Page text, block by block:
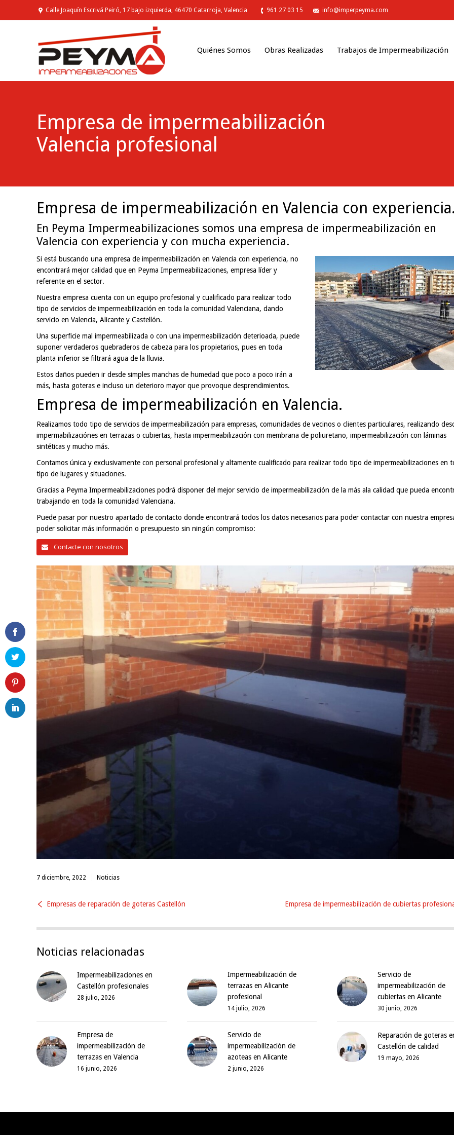
Calle Joaquín Escrivá Peiró, 17 bajo izquierda, 46470 Catarroja, Valencia 961 27 03 15 info@imperpeyma.com
Quiénes Somos Obras Realizadas Trabajos de Impermeabilización
Empresa de impermeabilización
Valencia profesional
Empresa de impermeabilización en Valencia con
En Peyma Impermeabilizaciones somos una empresa de impermeabilización en
Valencia con experiencia y con mucha experiencia.
Si está buscando una empresa de impermeabilización en Valencia con experiencia, no
encontrará mejor calidad que en Peyma Impermeabilizaciones, empresa líder y
referente en el sector.
Nuestra empresa cuenta con un equipo profesional y cualificado para realizar todo
tipo de servicios de impermeabilización en toda la comunidad Valenciana, dando
servicio en Valencia, Alicante y Castellón.
Una superficie mal impermeabilizada o con una impermeabilización deterioada, puede
suponer verdaderos quebraderos de cabeza para los propietarios, pues en toda
planta inferior se filtrará agua de la lluvia.
Estos daños pueden ir desde simples manchas de humedad que poco a poco irán a
más, hasta goteras e incluso un deterioro mayor que provoque desprendimientos.
Empresa de impermeabilización en Valencia.
Realizamos todo tipo de servicios de impermeabilización para empresas, comunidades de vecinos o clientes particulares, realizando
impermabilizaciónes en terrazas o cubiertas, hasta impermeabilización con membrana de poliuretano, impermeabilización con láminas
sintéticas y mucho más.
Contamos única y exclusivamente con personal profesional y altamente cualificado para realizar todo tipo de impermeabilizaciones en
tipo de lugares y situaciones.
Gracias a Peyma Impermeabilizaciones podrá disponer del mejor servicio de impermeabilización de la más ala calidad que pueda
trabajando en toda la comunidad Valenciana.
Puede pasar por nuestro apartado de contacto donde encontrará todos los datos necesarios para poder contactar con nuestra
poder solicitar más información o presupuesto sin ningún compromiso:
Contacte con nosotros
7 diciembre, 2022 Noticias
Empresas de reparación de goteras Castellón Empresa de impermeabilización de cubiertas
Noticias relacionadas
Impermeabilizaciones en
Castellón profesionales
28 julio, 2026
Impermeabilización de
terrazas en Alicante
profesional
14 julio, 2026
Servicio de
impermeabilización de
cubiertas en Alicante
30 junio, 2026
Empresa de
impermeabilización de
terrazas en Valencia
16 junio, 2026
Servicio de
impermeabilización de
azoteas en Alicante
2 junio, 2026
Reparación de goteras
Castellón de calidad
19 mayo, 2026